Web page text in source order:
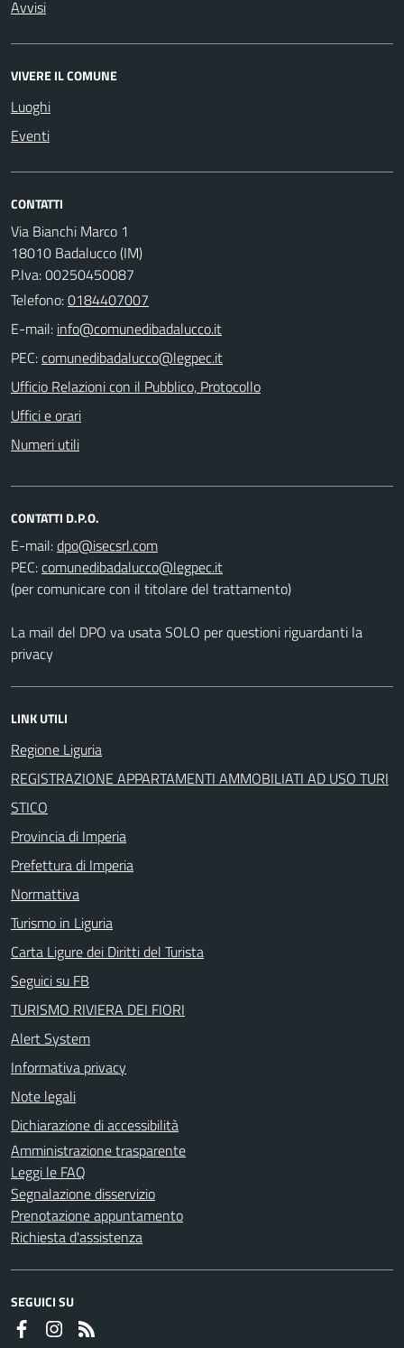
Avvisi
VIVERE IL COMUNE
Luoghi
Eventi
CONTATTI
Via Bianchi Marco 1
18010 Badalucco (IM)
P.Iva: 00250450087
Telefono:0184407007
E-mail:
PEC:
Ufficio Relazioni con il Pubblico, Protocollo
Uffici e orari
Numeri utili
CONTATTI D.P.O.
E-mail:
PEC:
(per comunicare con il titolare del trattamento)
La mail del DPO va usata SOLO per questioni riguardanti la
privacy
LINK UTILI
Regione Liguria
REGISTRAZIONE APPARTAMENTI AMMOBILIATI AD USO TURI
STICO
Provincia di Imperia
Prefettura di Imperia
Normattiva
Turismo in Liguria
Carta Ligure dei Diritti del Turista
Seguici su FB
TURISMO RIVIERA DEI FIORI
Alert System
Informativa privacy
Note legali
Dichiarazione di accessibilità
Amministrazione trasparente
Leggi le FAQ
Segnalazione disservizio
Prenotazione appuntamento
Richiesta d'assistenza
SEGUICI SU